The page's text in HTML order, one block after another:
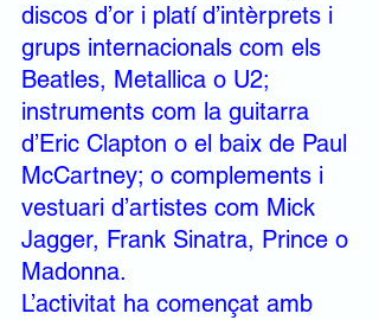
discos d’or i platí d’intèrprets i
grups internacionals com els
Beatles, Metallica o U2;
instruments com la guitarra
d’Eric Clapton o el baix de Paul
McCartney; o complements i
vestuari d’artistes com Mick
Jagger, Frank Sinatra, Prince o
Madonna.
L’activitat ha començat amb